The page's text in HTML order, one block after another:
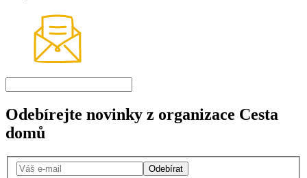
Odebírejte novinky z organizace Cesta
domů
Odebírat